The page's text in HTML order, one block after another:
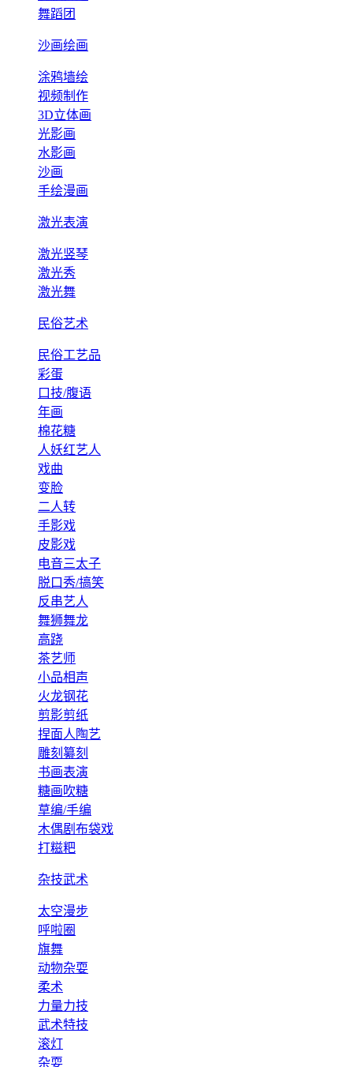
舞蹈团
沙画绘画
涂鸦墙绘
视频制作
3D立体画
光影画
水影画
沙画
手绘漫画
激光表演
激光竖琴
激光秀
激光舞
民俗艺术
民俗工艺品
彩蛋
口技/腹语
年画
棉花糖
人妖红艺人
戏曲
变脸
二人转
手影戏
皮影戏
电音三太子
脱口秀/搞笑
反串艺人
舞狮舞龙
高跷
茶艺师
小品相声
火龙钢花
剪影剪纸
捏面人陶艺
雕刻纂刻
书画表演
糖画吹糖
草编/手编
木偶剧布袋戏
打糍粑
杂技武术
太空漫步
呼啦圈
旗舞
动物杂耍
柔术
力量力技
武术特技
滚灯
杂耍